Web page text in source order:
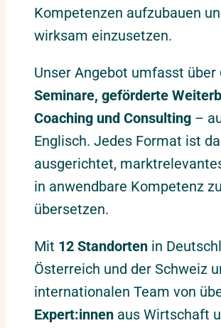
Kompetenzen aufzubauen
wirksam einzusetzen.
Unser Angebot umfasst über
Seminare, geförderte
Coaching und Consulting –
Englisch. Jedes Format ist
ausgerichtet,
in anwendbare Kompetenz zu
übersetzen.
Mit 12 Standorten in
Österreich und der Schweiz
internationalen Team von
Expert:innen aus Wirtschaft